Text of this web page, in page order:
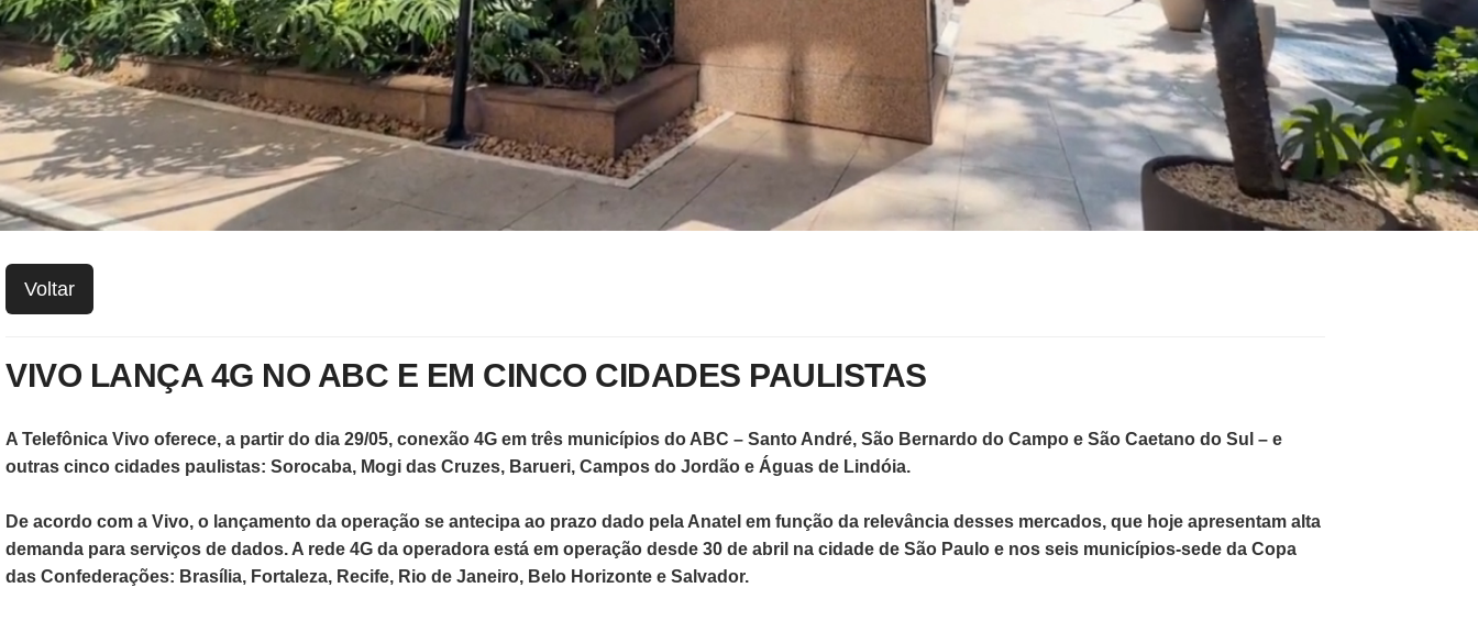
Voltar
VIVO LANÇA 4G NO ABC E EM CINCO CIDADES PAULISTAS
A Telefônica Vivo oferece, a partir do dia 29/05, conexão 4G em três municípios do ABC – Santo André, São Bernardo do Campo e São Caetano do Sul – e
outras cinco cidades paulistas: Sorocaba, Mogi das Cruzes, Barueri, Campos do Jordão e Águas de Lindóia.
De acordo com a Vivo, o lançamento da operação se antecipa ao prazo dado pela Anatel em função da relevância desses mercados, que hoje apresentam alta
demanda para serviços de dados. A rede 4G da operadora está em operação desde 30 de abril na cidade de São Paulo e nos seis municípios-sede da Copa
das Confederações: Brasília, Fortaleza, Recife, Rio de Janeiro, Belo Horizonte e Salvador.